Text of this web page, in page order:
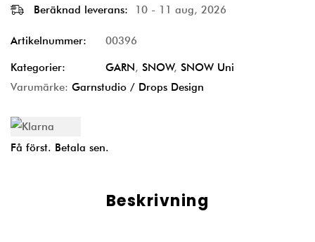
Beräknad leverans: 10 - 11 aug, 2026
Artikelnummer: 00396
Kategorier: GARN, SNOW, SNOW Uni
Varumärke: Garnstudio / Drops Design
Få först. Betala sen.
Beskrivning